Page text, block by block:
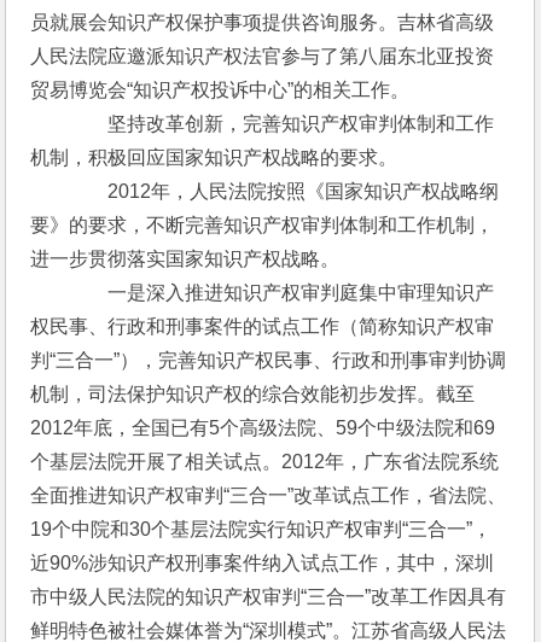
员就展会知识产权保护事项提供咨询服务。吉林省高级
人民法院应邀派知识产权法官参与了第八届东北亚投资
贸易博览会“知识产权投诉中心”的相关工作。
坚持改革创新，完善知识产权审判体制和工作
机制，积极回应国家知识产权战略的要求。
2012年，人民法院按照《国家知识产权战略纲
要》的要求，不断完善知识产权审判体制和工作机制，
进一步贯彻落实国家知识产权战略。
一是深入推进知识产权审判庭集中审理知识产
权民事、行政和刑事案件的试点工作（简称知识产权审
判“三合一”），完善知识产权民事、行政和刑事审判协调
机制，司法保护知识产权的综合效能初步发挥。截至
2012年底，全国已有5个高级法院、59个中级法院和69
个基层法院开展了相关试点。2012年，广东省法院系统
全面推进知识产权审判“三合一”改革试点工作，省法院、
19个中院和30个基层法院实行知识产权审判“三合一”，
近90%涉知识产权刑事案件纳入试点工作，其中，深圳
市中级人民法院的知识产权审判“三合一”改革工作因具有
鲜明特色被社会媒体誉为“深圳模式”。江苏省高级人民法